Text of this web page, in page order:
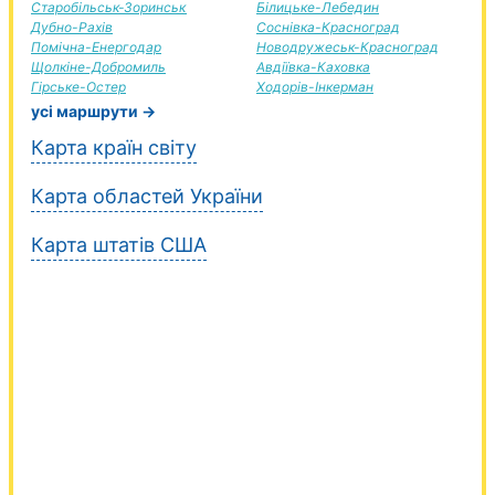
Старобільськ-Зоринськ
Дубно-Рахів
Помічна-Енергодар
Щолкіне-Добромиль
Гірське-Остер
Білицьке-Лебедин
Соснівка-Красноград
Новодружеськ-Красноград
Авдіївка-Каховка
Ходорів-Інкерман
усі маршрути →
Карта країн світу
Карта областей України
Карта штатів США